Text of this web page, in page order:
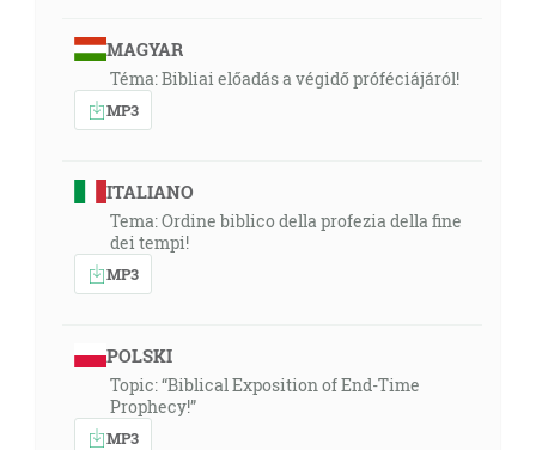
MAGYAR
Téma: Bibliai előadás a végidő próféciájáról!
MP3
ITALIANO
Tema: Ordine biblico della profezia della fine
dei tempi!
MP3
POLSKI
Topic: “Biblical Exposition of End-Time
Prophecy!”
MP3